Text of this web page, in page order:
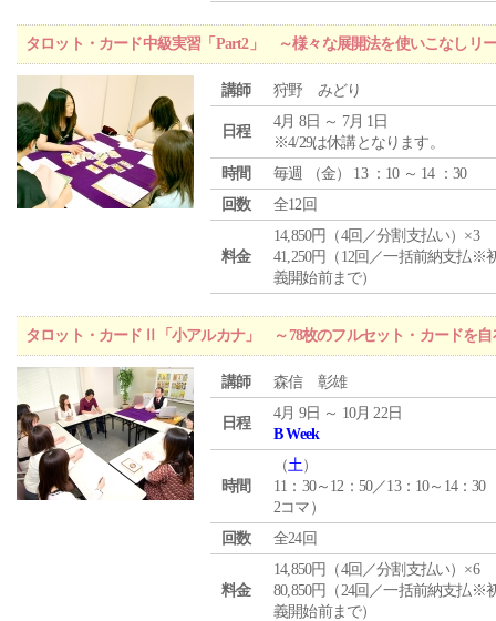
タロット・カード中級実習「Part2」 ～様々な展開法を使いこなしリ
講師 狩野 みどり
日程
4月 8日 ～ 7月 1日
※4/29は休講となります。
時間
毎週 （金） 13 ：10 ～ 14 ：30
回数
全12回
料金
14,850円（4回／分割支払い）×3
41,250円（12回／一括前納支払※
義開始前まで）
タロット・カードⅡ「小アルカナ」 ～78枚のフルセット・カードを自
講師 森信 彰雄
日程
4月 9日 ～ 10月 22日
B Week
時間
（土）
11：30～12：50／13：10～14：30
2コマ）
回数
全24回
料金
14,850円（4回／分割支払い）×6
80,850円（24回／一括前納支払※
義開始前まで）